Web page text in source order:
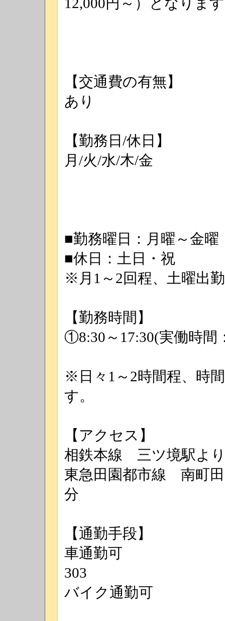
【交通費の有無】
あり
【勤務日/休日】
月/火/水/木/金
■勤務曜日：月曜～金曜
■休日：土日・祝
※月1～2回程、土曜出
【勤務時間】
①8:30～17:30(実働時間
※日々1～2時間程、時
す。
【アクセス】
相鉄本線 三ツ境駅よ
東急田園都市線 南町
分
【通勤手段】
車通勤可
303
バイク通勤可